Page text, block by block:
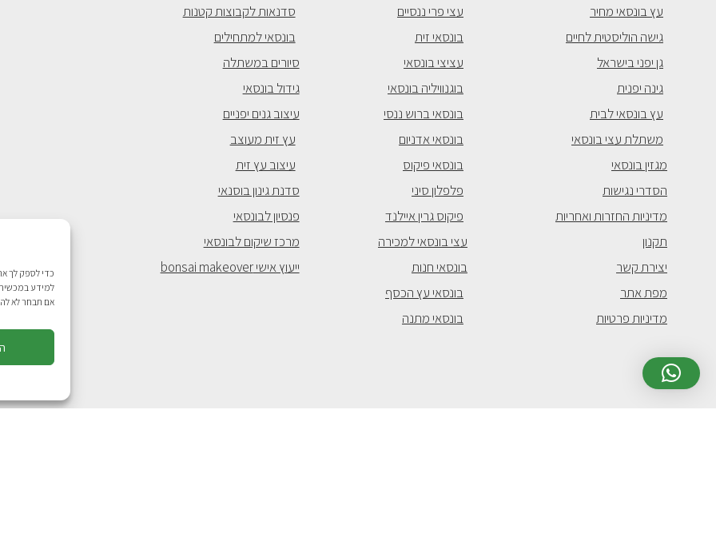
למידע במכשיר
אם תבחר לא
עץ בונסאי מחיר
גישה הוליסטית לחיים
גן יפני בישראל
גינה יפנית
עץ בונסאי לבית
משתלת עצי בונסאי
מגזין בונסאי
הסדרי נגישות
מדיניות החזרות ואחריות
תקנון
יצירת קשר
מפת אתר
מדיניות פרטיות
עצי פרי ננסיים
בונסאי זית
עציצי בונסאי
בוגנוויליה בונסאי
בונסאי ברוש ננסי
בונסאי אדניום
בונסאי פיקוס
פלפלון סיני
פיקוס גרין איילנד
עצי בונסאי למכירה
בונסאי חנות
בונסאי עץ הכסף
בונסאי מתנה
סדנאות לקבוצות קטנות
בונסאי למתחילים
סיורים במשתלה
גידול בונסאי
עיצוב גנים יפניים
עץ זית מעוצב
עיצוב עץ זית
סדנת גינון בוסנאי
פנסיון לבונסאי
מרכז שיקום לבונסאי
ייעוץ אישי bonsai makeover